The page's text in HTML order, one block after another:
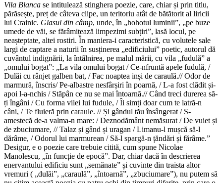
Vila Blanca se intitulează stinghera poezie, care, chiar și prin titlu,
părăsește, preț de câteva clipe, un teritoriu atât de bătătorit al liricii
lui Crainic. Glasul din câmp, unde, în „hohotul luminii”, „pe buze
umede de văi, se fărâmițează limpezimi subțiri”, lasă locul, pe
neașteptate, altei rostiri. În maniera-i caracteristică, cu volutele sale
largi de captare a naturii în susținerea „edificiului” poetic, autorul dă
cuvântul indignării, la întâlnirea, pe malul mării, cu vila „fudulă” a
„omului bogat”: „La vila omului bogat / Ce-nfruntă apele fudulă, /
Dulăi cu rânjet galben bat, / Fac noaptea inși de caraulă.// Odor de
marmură, înscris/ Pe-albastre nesfârșiri în poarnă, / L-a fost clădit și-
apoi l-a-nchis / Stăpân ce nu se mai întoarnă.// Când treci durerea să-
ți îngâni / Cu forma vilei lui fudule, / Îi simți doar cum te latră-n
câni, / Te fluieră prin caraule. // Și gândul tău însângerat / S-
amestecă de-a valma-n mare: / Deznodământ nemăsurat / De vuiet și
de zbuciumare, // Talaz și gând și uragan / Limanu-l mușcă să-l
dărâme, / Odorul lui marmurean / Să-l spargă-n țăndări și fărâme.”
Desigur, e o poezie care trebuie citită, cum spune Nicolae
Manolescu, „în funcție de epocă”. Dar, chiar dacă în descrierea
enervantului edificiu sunt „semănate” și cuvinte din traista altor
vremuri ( „dulăi”, „caraulă”, „întoarnă”, „zbuciumare”), nu putem să